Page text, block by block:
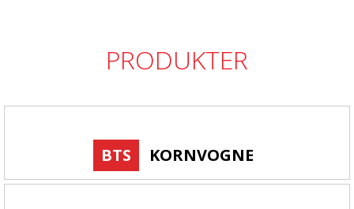
PRODUKTER
BTS KORNVOGNE